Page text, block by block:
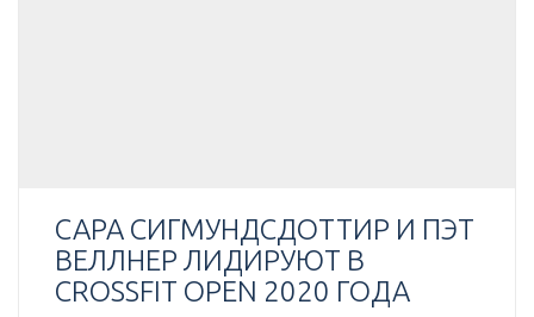
САРА СИГМУНДСДОТТИР И ПЭТ
ВЕЛЛНЕР ЛИДИРУЮТ В
CROSSFIT OPEN 2020 ГОДА